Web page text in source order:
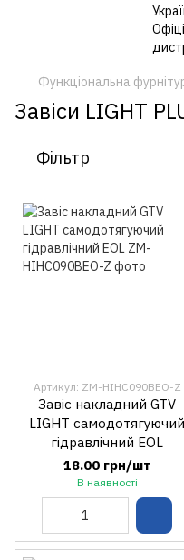
Функціональна
Завіси LIGHT
Фільтр
Артикул: ZM-HIHC090BEO-Z
Завіс накладний GTV
LIGHT самодотягуючий
гідравлічний EOL
18.00 грн/шт
В наявності